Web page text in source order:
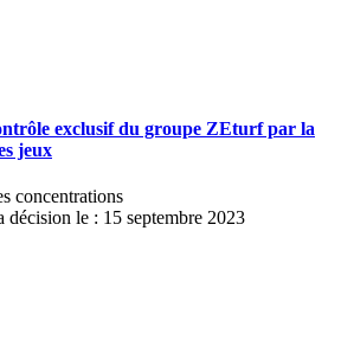
exclusif du groupe ZEturf par la
jeux
concentrations
décision le : 15 septembre 2023